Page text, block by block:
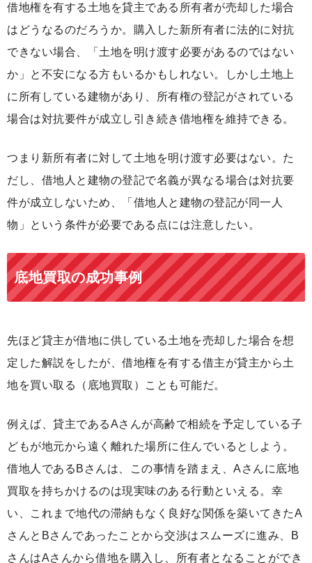
借地権を有する土地を貸主である所有者が売却した場合
はどうなるのだろうか。購入した新所有者に法的に対抗
できない場合、「土地を明け渡す必要があるのではない
か」と不安になる方もいるかもしれない。しかし土地上
に所有している建物があり、所有権の登記がされている
場合は対抗要件が成立し引き続き借地権を維持できる 。
つまり 新所有者に対して土地を明け渡す必要はない 。た
だし、借地人と建物の登記で名義が異なる場合は対抗要
件が成立しないため、「借地人と建物の登記が同一人
物」という条件が必要である点には注意したい。
底地買取の成功事例
先ほど貸主が借地に供している土地を売却した場合を想
定した解説をしたが、借地権を有する借主が貸主から土
地を買い取る（底地買取）ことも可能だ。
例えば、貸主であるAさんが高齢で相続を予定している子
どもが地元から遠く離れた場所に住んでいるとしよう。
借地人であるBさんは、この事情を踏まえ、Aさんに底地
買取を持ちかけるのは現実味のある行動といえる。幸
い、これまで地代の滞納もなく良好な関係を築いてきたA
さんとBさんであったことから交渉はスムーズに進み、B
さんはAさんから借地を購入し、所有者となることができ